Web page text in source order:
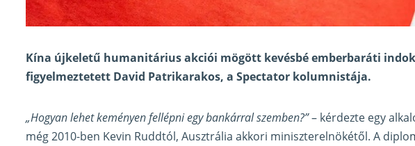
Kína újkeletű humanitárius akciói mögött kevésbé emberbaráti
figyelmeztetett David Patrikarakos, a Spectator kolumnistája.
„Hogyan lehet keményen fellépni egy bankárral szemben?”– kérdezte egy
még 2010-ben Kevin Ruddtól, Ausztrália akkori miniszterelnökétől. A